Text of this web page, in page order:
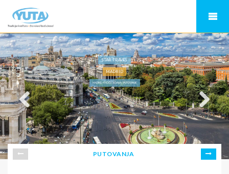
STAR TRAVEL
MADRID
MADRID 4 NOĆI / 5 DANA - PUTOVANJE
PUTOVANJA